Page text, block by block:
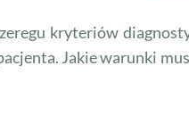
kryteriów
Jakie warunki